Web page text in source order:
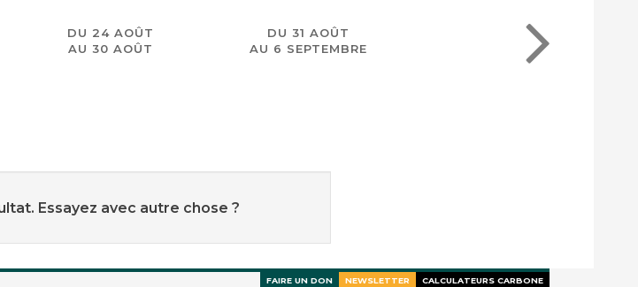
FAIRE UN DON NEWSLETTER CALCULATEURS CARBONE
DU 24 AOÛT
AU 30 AOÛT
DU 31 AOÛT
AU 6 SEPTEMBRE
Essayez avec autre chose ?